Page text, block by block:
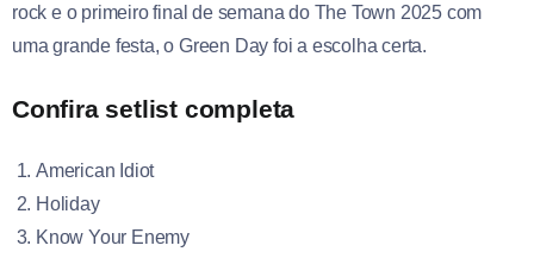
rock e o primeiro final de semana do The Town 2025 com
uma grande festa, o Green Day foi a escolha certa.
Confira setlist completa
American Idiot
Holiday
Know Your Enemy